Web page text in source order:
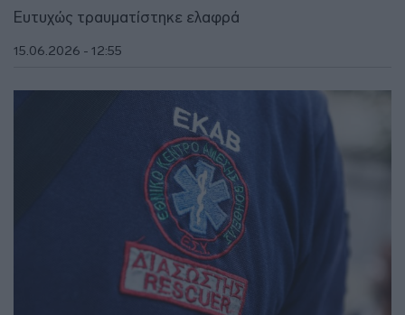
Ευτυχώς τραυματίστηκε ελαφρά
15.06.2026 - 12:55